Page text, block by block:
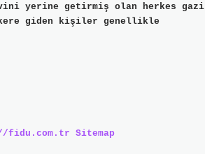
yerine getirmiş olan herkes gazi
giden kişiler genellikle
fidu.com.tr Sitemap